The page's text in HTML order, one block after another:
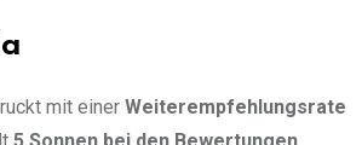
mit einer Weiterempfehlungsrate